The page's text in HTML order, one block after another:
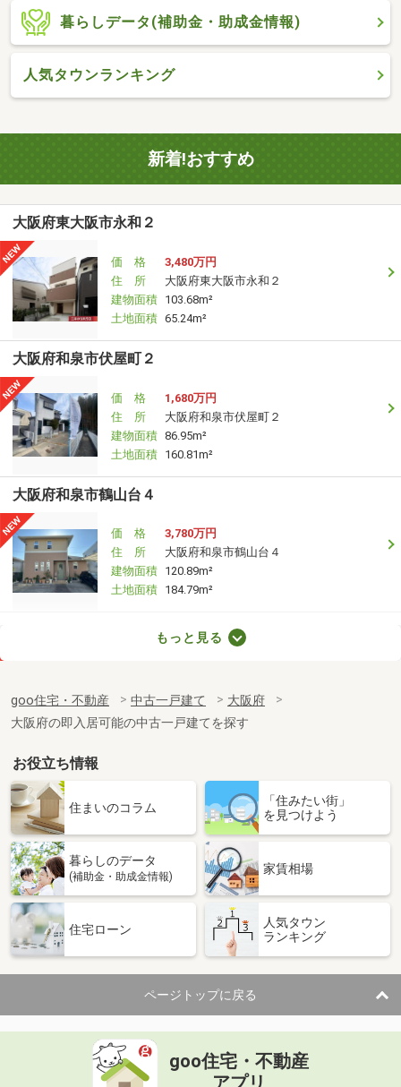
暮らしデータ(補助金・助成金情報)
人気タウンランキング
新着!おすすめ
大阪府東大阪市永和２
価 格
3,480万円
住 所
大阪府東大阪市永和２
建物面積 103.68m²
土地面積 65.24m²
大阪府和泉市伏屋町２
価 格
1,680万円
住 所
大阪府和泉市伏屋町２
建物面積 86.95m²
土地面積 160.81m²
大阪府和泉市鶴山台４
価 格
3,780万円
住 所
大阪府和泉市鶴山台４
建物面積 120.89m²
土地面積 184.79m²
建物面積 79.38m²
土地面積 93.34m²
大阪府門真市大橋町
価 格
1,280万円
大阪府門真市大橋町
建物面積 49.68m²
土地面積
116.95m²
大阪府門真市岸和田２
1,080万円
住 所
大阪府門真市岸和田２
建物面積 86.42m²
土地面積 34.24m²
大阪府藤井寺市小山８
価 格
1,570万円
もっと見る
goo住宅・不動産 中古一戸建て
大阪府
大阪府の即入居可能の中古一戸建てを探す
お役立ち情報
住まいのコラム
「住みたい街」
を見つけよう
暮らしのデータ
(補助金・助成金情報)
家賃相場
住宅ローン
人気タウン
ランキング
ページトップに戻る
goo住宅・不動産